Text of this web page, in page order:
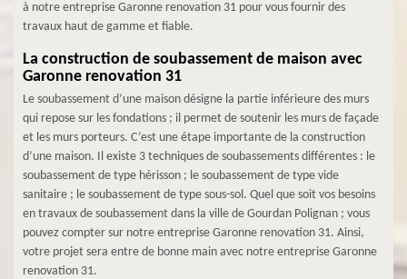
à notre entreprise Garonne renovation 31 pour vous fournir des
travaux haut de gamme et fiable.
La construction de soubassement de maison avec
Garonne renovation 31
Le soubassement d’une maison désigne la partie inférieure des murs
qui repose sur les fondations ; il permet de soutenir les murs de façade
et les murs porteurs. C’est une étape importante de la construction
d’une maison. Il existe 3 techniques de soubassements différentes : le
soubassement de type hérisson ; le soubassement de type vide
sanitaire ; le soubassement de type sous-sol. Quel que soit vos besoins
en travaux de soubassement dans la ville de Gourdan Polignan ; vous
pouvez compter sur notre entreprise Garonne renovation 31. Ainsi,
votre projet sera entre de bonne main avec notre entreprise Garonne
renovation 31.